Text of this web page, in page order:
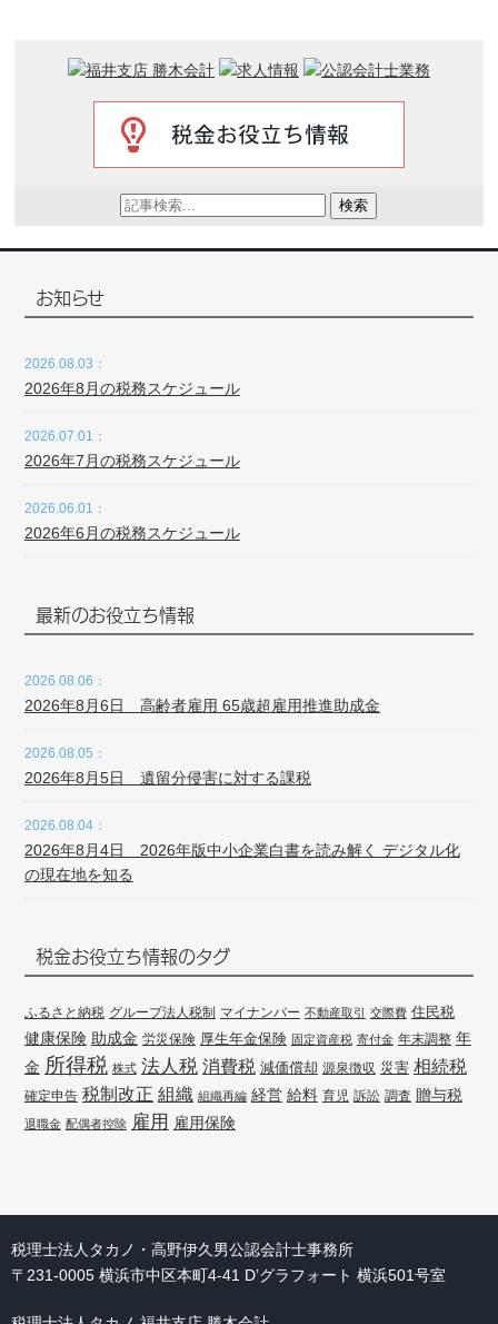
検索
お知らせ
2026.08.03：
2026年8月の税務スケジュール
2026.07.01：
2026年7月の税務スケジュール
2026.06.01：
2026年6月の税務スケジュール
最新のお役立ち情報
2026.08.06：
2026年8月6日 高齢者雇用 65歳超雇用推進助成金
2026.08.05：
2026年8月5日 遺留分侵害に対する課税
2026.08.04：
2026年8月4日 2026年版中小企業白書を読み解く デジタル化
の現在地を知る
税金お役立ち情報のタグ
ふるさと納税 グループ法人税制 マイナンバー 不動産取引 交際費 住民税
健康保険 助成金 労災保険 厚生年金保険 固定資産税 寄付金 年末調整 年
金 所得税 株式 法人税 消費税 減価償却 源泉徴収 災害 相続税
確定申告 税制改正 組織 組織再編 経営 給料 育児 訴訟 調査 贈与税
退職金 配偶者控除 雇用 雇用保険
税理士法人タカノ・高野伊久男公認会計士事務所
〒231-0005 横浜市中区本町4-41 D’グラフォート 横浜501号室